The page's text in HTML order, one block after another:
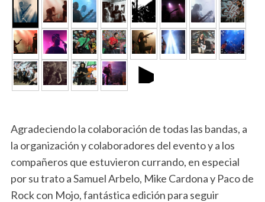
►
Agradeciendo la colaboración de todas las bandas, a
la organización y colaboradores del evento y a los
compañeros que estuvieron currando, en especial
por su trato a Samuel Arbelo, Mike Cardona y Paco de
Rock con Mojo, fantástica edición para seguir